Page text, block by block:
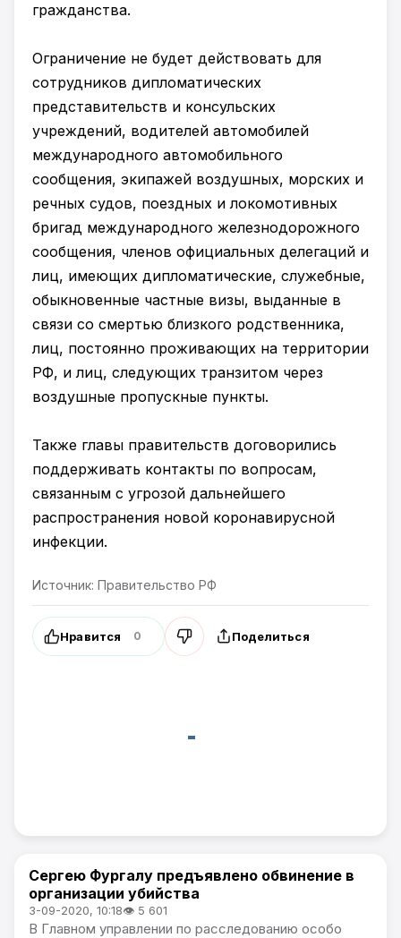
гражданства.
Ограничение не будет действовать для
сотрудников дипломатических
представительств и консульских
учреждений, водителей автомобилей
международного автомобильного
сообщения, экипажей воздушных, морских и
речных судов, поездных и локомотивных
бригад международного железнодорожного
сообщения, членов официальных делегаций и
лиц, имеющих дипломатические, служебные,
обыкновенные частные визы, выданные в
связи со смертью близкого родственника,
лиц, постоянно проживающих на территории
РФ, и лиц, следующих транзитом через
воздушные пропускные пункты.
Также главы правительств договорились
поддерживать контакты по вопросам,
связанным с угрозой дальнейшего
распространения новой коронавирусной
инфекции.
Источник: Правительство РФ
Нравится 0 Поделиться
В России
Сергею Фургалу предъявлено обвинение в
организации убийства
3-09-2020, 10:18👁 5 601
В Главном управлении по расследованию особо